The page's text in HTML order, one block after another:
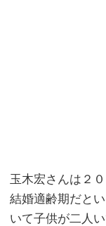
玉木宏さんは２
結婚適齢期だと
いて子供が二人